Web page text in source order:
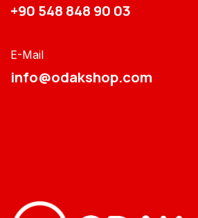
+90 548 848 90 03​​
E-Mail
info@odakshop.com​